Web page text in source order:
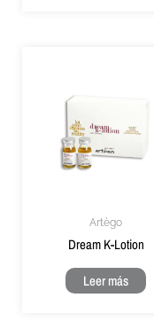
Artègo
Dream K-Lotion
Leer más